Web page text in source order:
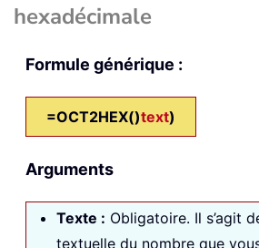
hexadécimale
Formule générique :
=OCT2HEX()text)
Arguments
Texte : Obligatoire. Il s’agit
textuelle du nombre que